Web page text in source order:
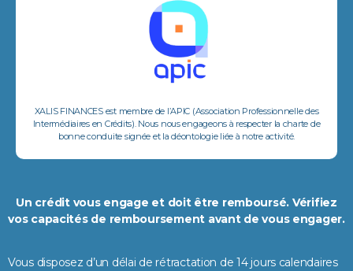
XALIS FINANCES est membre de l’APIC (Association Professionnelle des
Intermédiaires en Crédits). Nous nous engageons à respecter la charte de
bonne conduite signée et la déontologie liée à notre activité.
Un crédit vous engage et doit être remboursé. Vérifiez
vos capacités de remboursement avant de vous engager.
Vous disposez d’un délai de rétractation de 14 jours calendaires